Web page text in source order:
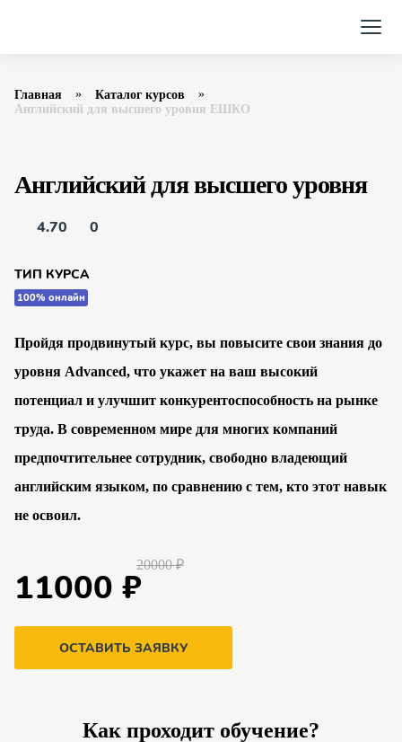
Главная
Каталог курсов
Английский для высшего уровня ЕШКО
Английский для высшего уровня
4.70 0
ТИП КУРСА
100% онлайн
Пройдя продвинутый курс, вы повысите свои знания до
уровня Advanced, что укажет на ваш высокий
потенциал и улучшит конкурентоспособность на рынке
труда. В современном мире для многих компаний
предпочтительнее сотрудник, свободно владеющий
английским языком, по сравнению с тем, кто этот навык
не освоил.
20000 ₽
11000 ₽
ОСТАВИТЬ ЗАЯВКУ
Как проходит обучение?